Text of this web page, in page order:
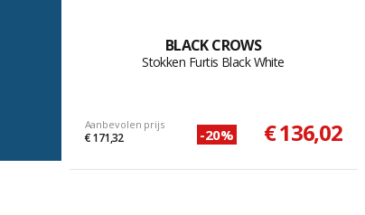
BLACK CROWS
Stokken Furtis Black White
Aanbevolen prijs
€ 171,32 -20% € 136,02